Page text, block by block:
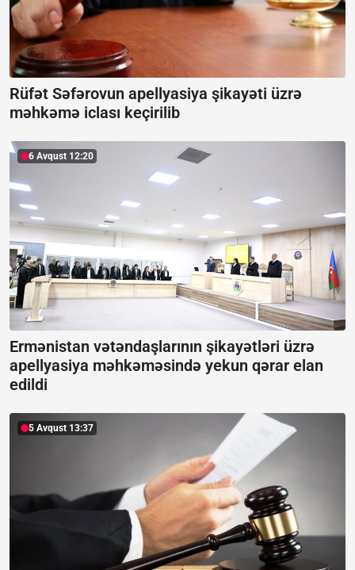
Rüfət Səfərovun apellyasiya şikayəti üzrə
məhkəmə iclası keçirilib
6 Avqust 12:20
Ermənistan vətəndaşlarının şikayətləri üzrə
apellyasiya məhkəməsində yekun qərar elan
edildi
5 Avqust 13:37